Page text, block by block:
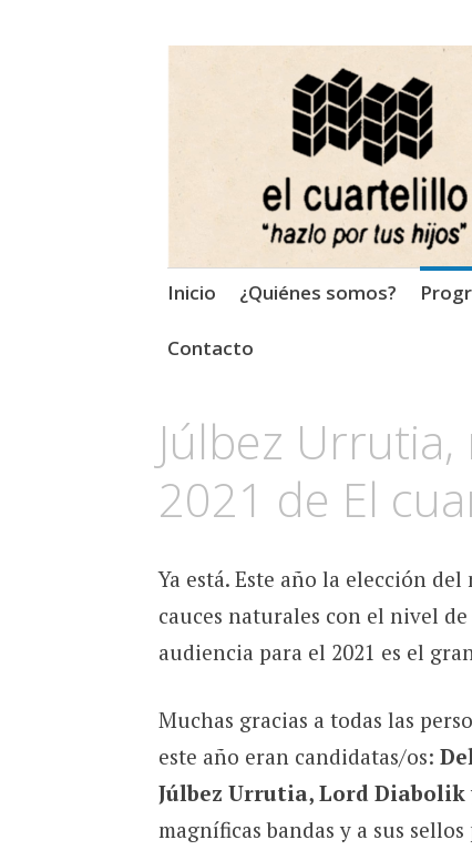
El Cuartelillo
Programa de radio de
Saltar
contenido
Inicio ¿Quiénes somos?
Contacto
Júlbez
2021 de El
Ya está. Este año la elección
cauces naturales con el nivel
audiencia para el 2021 es el gran
Muchas gracias a todas las
este año eran candidatas/os:
Júlbez Urrutia, Lord Diabolik
magníficas bandas y a sus